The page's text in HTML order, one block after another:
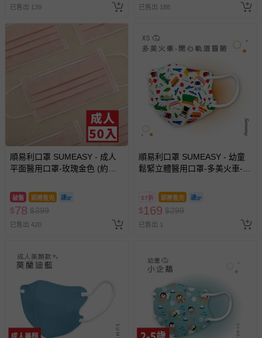
已售出 139 已售出 188
順易利口罩 SUMEASY - 成人
平面醫用口罩-玫瑰金色 (約
破盤 即將售完
$78 $399
已售出 420
順易利口罩 SUMEASY - 幼童
鬆緊立體醫用口罩-多美火車-開
11.2cm ± 5%，3-5歲適用)-30
57折 即將售完
$169 $299
已售出 1